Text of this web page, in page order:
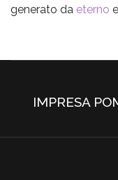
generato da eterno e
IMPRESA